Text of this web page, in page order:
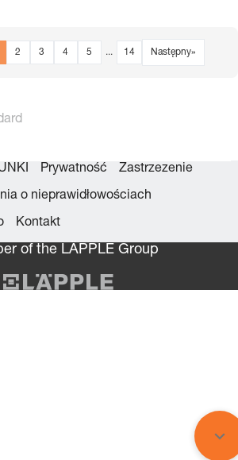
2 3 4 5 ... 14 Następny»
Prywatność Zastrzezenie
o nieprawidłowościach
Kontakt
of the LÄPPLE Group